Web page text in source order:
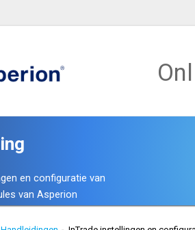
en configuratie van
van Asperion